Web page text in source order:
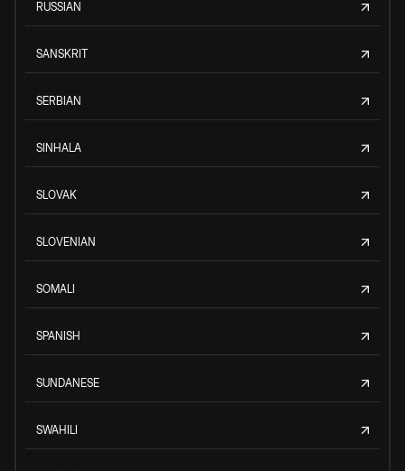
RUSSIAN
SANSKRIT
SERBIAN
SINHALA
SLOVAK
SLOVENIAN
SOMALI
SPANISH
SUNDANESE
SWAHILI